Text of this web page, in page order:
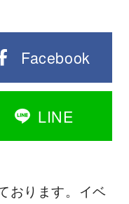
Facebook
LINE
おります。イベ